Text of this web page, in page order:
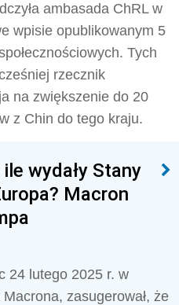
ambasada ChRL w
wpisie opublikowanym 5
Tych
rzecznik
na zwiększenie do 20
z Chin do tego kraju.
wydały Stany
Macron
24 lutego 2025 r. w
zasugerował, że